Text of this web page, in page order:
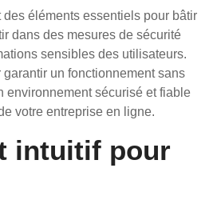
éléments essentiels pour bâtir
dans des mesures de sécurité
sensibles des utilisateurs.
un fonctionnement sans
environnement sécurisé et fiable
votre entreprise en ligne.
intuitif pour